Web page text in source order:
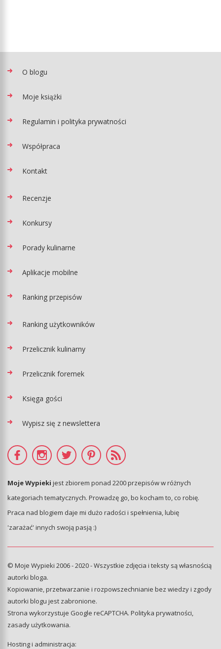
O blogu
Moje książki
Regulamin i polityka prywatności
Współpraca
Kontakt
Recenzje
Konkursy
Porady kulinarne
Aplikacje mobilne
Ranking przepisów
Ranking użytkowników
Przelicznik kulinarny
Przelicznik foremek
Księga gości
Wypisz się z newslettera
Moje Wypieki jest zbiorem ponad 2200 przepisów w różnych
kategoriach tematycznych. Prowadzę go, bo kocham to, co robię.
Praca nad blogiem daje mi dużo radości i spełnienia, lubię
'zarażać' innych swoją pasją :)
© Moje Wypieki 2006 - 2020 - Wszystkie zdjęcia i teksty są własnością
autorki bloga.
Kopiowanie, przetwarzanie i rozpowszechnianie bez wiedzy i zgody
autorki blogu jest zabronione.
Strona wykorzystuje Google reCAPTCHA. Polityka prywatności,
zasady użytkowania.
Hosting i administracja: